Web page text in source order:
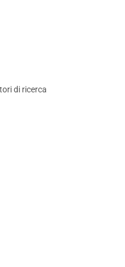
di ricerca